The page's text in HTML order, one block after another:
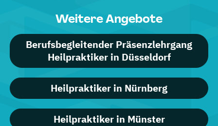
Weitere Angebote
Berufsbegleitender Präsenzlehrgang
Heilpraktiker in Düsseldorf
Heilpraktiker in Nürnberg
Heilpraktiker in Münster